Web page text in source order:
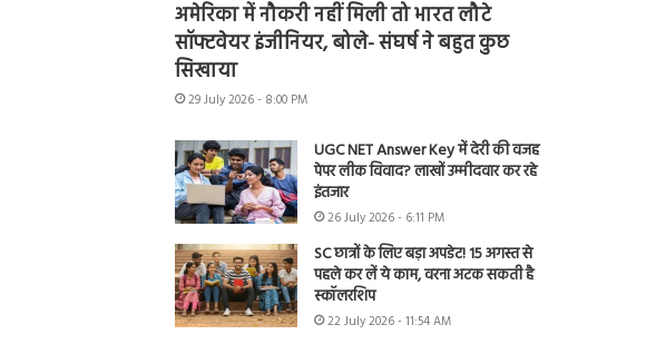
अमेरिका में नौकरी नहीं मिली तो भारत लौटे
सॉफ्टवेयर इंजीनियर, बोले- संघर्ष ने बहुत कुछ
सिखाया
29 July 2026 - 8:00 PM
UGC NET Answer Key में देरी की वजह
पेपर लीक विवाद? लाखों उम्मीदवार कर रहे
इंतजार
26 July 2026 - 6:11 PM
SC छात्रों के लिए बड़ा अपडेट! 15 अगस्त से
पहले कर लें ये काम, वरना अटक सकती है
स्कॉलरशिप
22 July 2026 - 11:54 AM